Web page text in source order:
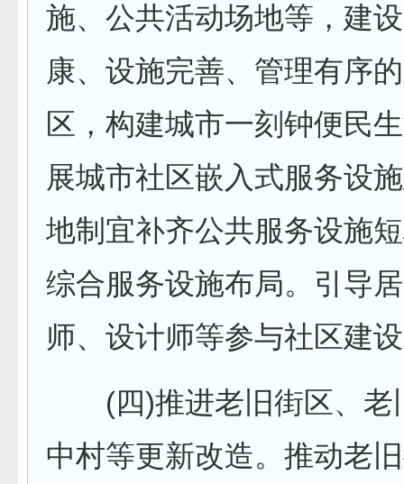
施、公共活动场地等，建
康、设施完善、管理有序
区，构建城市一刻钟便民
展城市社区嵌入式服务设
地制宜补齐公共服务设施
综合服务设施布局。引导
师、设计师等参与社区建
(四)推进老旧街区、老
中村等更新改造。推动老